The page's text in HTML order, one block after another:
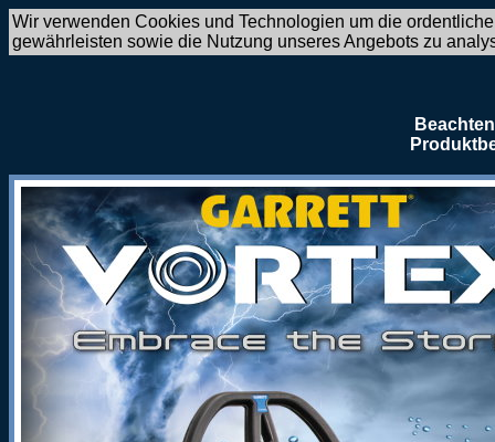
Wir verwenden Cookies und Technologien um die
gewährleisten sowie die Nutzung unseres Angebots zu